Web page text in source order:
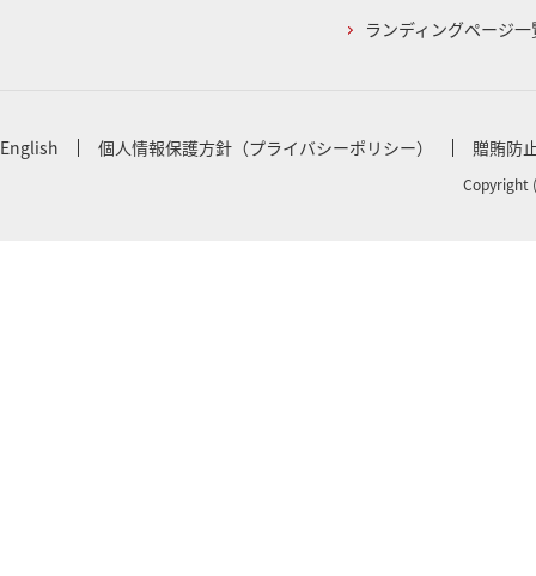
ランディングページ一
English 個人情報保護方針（プライバシーポリシー） 贈賄防
Copyright